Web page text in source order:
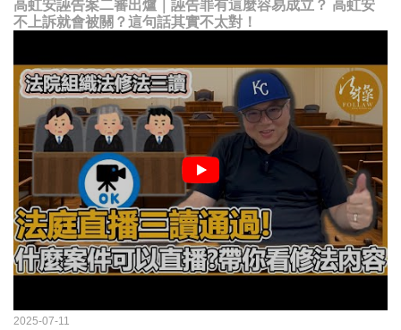
高虹安誣告案二審出爐｜誣告罪有這麼容易成立？ 高虹安
不上訴就會被關？這句話其實不太對！
2025-07-11